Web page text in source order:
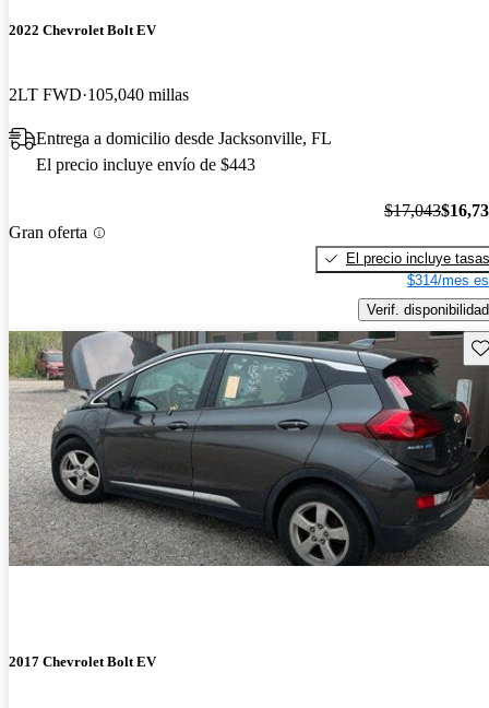
2022 Chevrolet Bolt EV
2LT FWD 105,040 millas
Entrega a domicilio desde Jacksonville, FL
El precio incluye envío de $443
Gran oferta
$17,043
El precio incluye tasas
$314/mes
Verif. disponibilidad
2017 Chevrolet Bolt EV